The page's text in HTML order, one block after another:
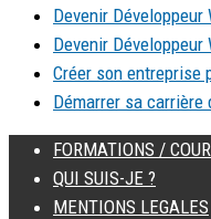
Devenir Développeur
Devenir Développeur
Créer son entreprise
Démarrer sa carrière
FORMATIONS /
QUI SUIS-JE ?
MENTIONS LEGALES